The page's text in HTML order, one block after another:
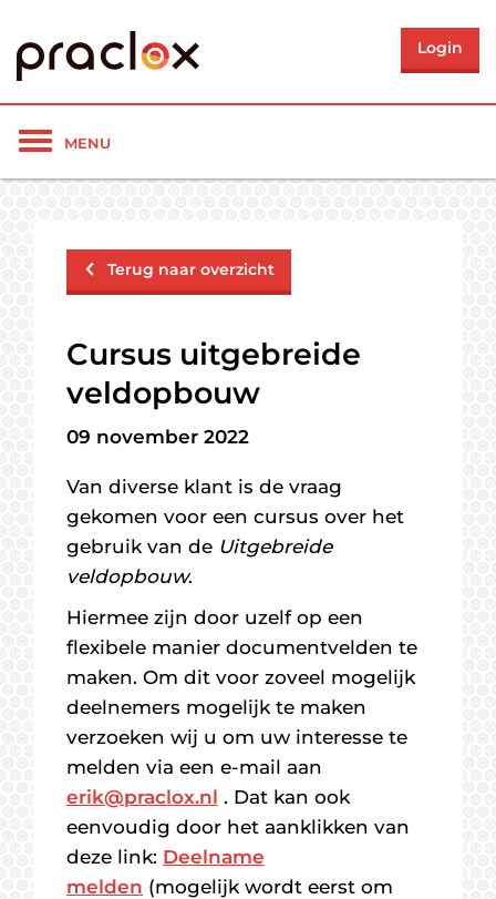
Login
Toon/verberg
MENU
Terug naar overzicht
Cursus uitgebreide
veldopbouw
09 november 2022
Van diverse klant is de vraag
gekomen voor een cursus over het
gebruik van de Uitgebreide
veldopbouw.
Hiermee zijn door uzelf op een
flexibele manier documentvelden te
maken. Om dit voor zoveel mogelijk
deelnemers mogelijk te maken
verzoeken wij u om uw interesse te
melden via een e-mail aan
erik@praclox.nl . Dat kan ook
eenvoudig door het aanklikken van
deze link: Deelname
melden (mogelijk wordt eerst om